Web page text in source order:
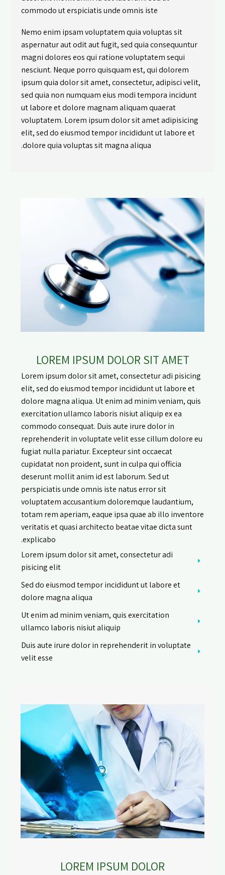
commodo ut erspiciatis unde omnis iste
Nemo enim ipsam voluptatem quia voluptas sit
aspernatur aut odit aut fugit, sed quia consequuntur
magni dolores eos qui ratione voluptatem sequi
nesciunt. Neque porro quisquam est, qui dolorem
ipsum quia dolor sit amet, consectetur, adipisci velit,
sed quia non numquam eius modi tempora incidunt
ut labore et dolore magnam aliquam quaerat
voluptatem. Lorem ipsum dolor sit amet adipisicing
elit, sed do eiusmod tempor incididunt ut labore et
dolore quia voluptas sit magna aliqua.
LOREM IPSUM DOLOR SIT AMET
Lorem ipsum dolor sit amet, consectetur adi pisicing
elit, sed do eiusmod tempor incididunt ut labore et
dolore magna aliqua. Ut enim ad minim veniam, quis
exercitation ullamco laboris nisiut aliquip ex ea
commodo consequat. Duis aute irure dolor in
reprehenderit in voluptate velit esse cillum dolore eu
fugiat nulla pariatur. Excepteur sint occaecat
cupidatat non proident, sunt in culpa qui officia
deserunt mollit anim id est laborum. Sed ut
perspiciatis unde omnis iste natus error sit
voluptatem accusantium doloremque laudantium,
totam rem aperiam, eaque ipsa quae ab illo inventore
veritatis et quasi architecto beatae vitae dicta sunt
explicabo.
Lorem ipsum dolor sit amet, consectetur adi
pisicing elit
Sed do eiusmod tempor incididunt ut labore et
dolore magna aliqua
Ut enim ad minim veniam, quis exercitation
ullamco laboris nisiut aliquip
Duis aute irure dolor in reprehenderit in voluptate
velit esse
LOREM IPSUM DOLOR